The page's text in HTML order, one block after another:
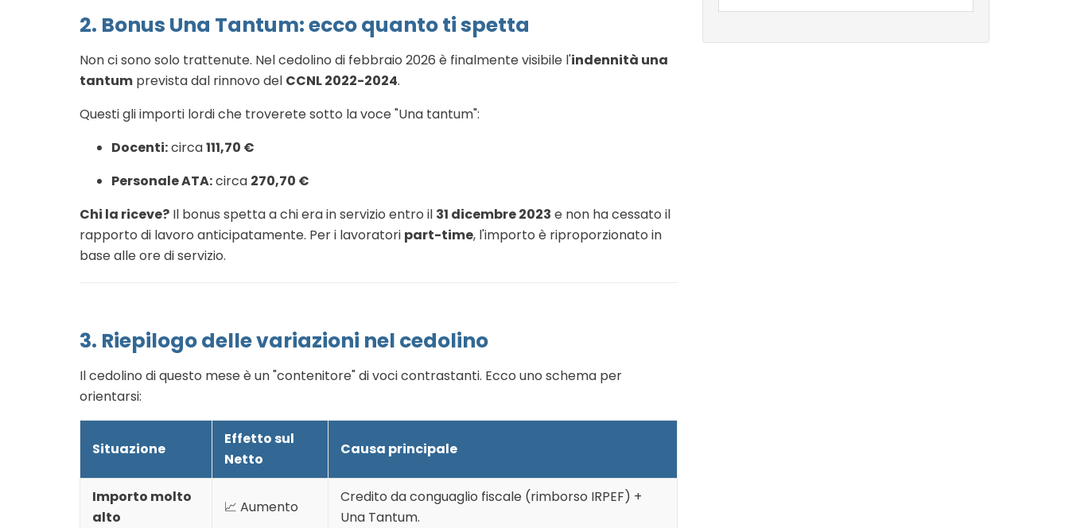
2. Bonus Una Tantum: ecco quanto ti spetta
Non ci sono solo trattenute. Nel cedolino di febbraio 2026 è finalmente visibile l'indennità una
tantum prevista dal rinnovo del CCNL 2022-2024.
Questi gli importi lordi che troverete sotto la voce "Una tantum":
Docenti:circa111,70 €
Personale ATA:circa 270,70 €
Chi la riceve? Il bonus spetta a chi era in servizio entro il 31 dicembre 2023 e non ha cessato il
rapporto di lavoro anticipatamente. Per i lavoratori part-time, l'importo è riproporzionato in
base alle ore di servizio.
3. Riepilogo delle variazioni nel cedolino
Il cedolino di questo mese è un "contenitore" di voci contrastanti. Ecco uno schema per
orientarsi:
Situazione
Effetto sul
Netto
Causa principale
Importo molto
alto
📈 Aumento
Credito da conguaglio fiscale (rimborso IRPEF) +
Una Tantum.